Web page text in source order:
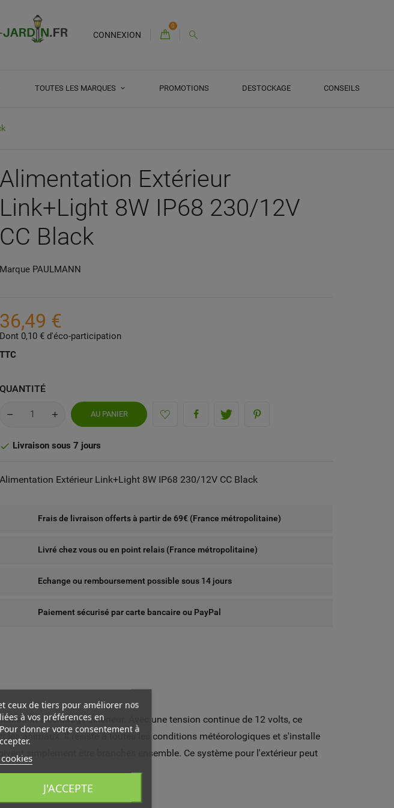
CONNEXION
0
TOUTES LES MARQUES PROMOTIONS DESTOCKAGE CONSEILS
Alimentation Extérieur
Link+Light 8W IP68 230/12V
CC Black
Marque PAULMANN
36,49 €
Dont 0,10 € d'éco-participation
TTC
QUANTITÉ
AU PANIER
 Livraison sous 7 jours
Alimentation Extérieur Link+Light 8W IP68 230/12V CC Black
Frais de livraison offerts à partir de 69€ (France métropolitaine)
Livré chez vous ou en point relais (France métropolitaine)
Echange ou remboursement possible sous 14 jours
Paiement sécurisé par carte bancaire ou PayPal
d'éclairage extérieur. Avec une tension continue de 12 volts, ce
les animaux. Il résiste à toutes les conditions météorologiques et s'installe
simplement être branchés ensemble. Ce système pour l'extérieur peut
ceux de tiers pour améliorer nos
à vos préférences en
donner votre consentement à
J'ACCEPTE